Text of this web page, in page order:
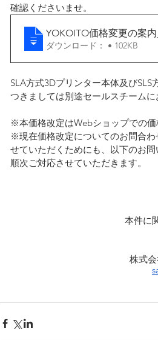
確認くださいませ。
YOKOITO価格変更の案内
ダウンロード： • 102KB
SLA方式3Dプリンター本体及び
つきましては別途セールスチームに
※本価格改定はWebショップでの価
※現在価格改定についてのお問合
せていただくためにも、以下のお
順次ご対応させていただきます。
本件に
株式